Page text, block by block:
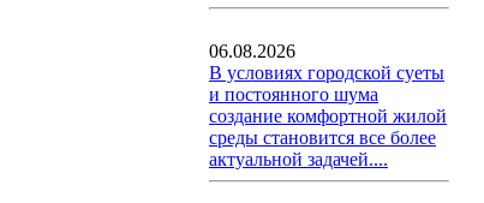
06.08.2026
В условиях городской суеты
и постоянного шума
создание комфортной жилой
среды становится все более
актуальной задачей....